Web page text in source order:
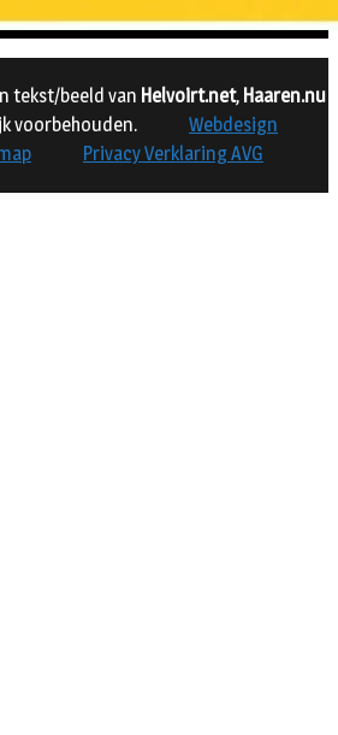
tekst/beeld van Helvoirt.net, Haaren.nu
voorbehouden.
Webdesign
Privacy Verklaring AVG